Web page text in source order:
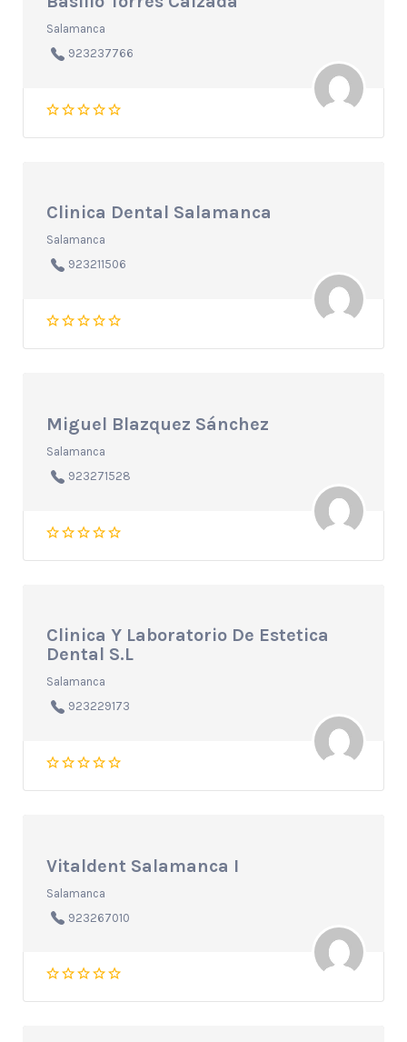
Salamanca
923237766
Clinica Dental Salamanca
Salamanca
923211506
Miguel Blazquez Sánchez
Salamanca
923271528
Clinica Y Laboratorio De Estetica
Dental S.L
Salamanca
923229173
Vitaldent Salamanca I
Salamanca
923267010